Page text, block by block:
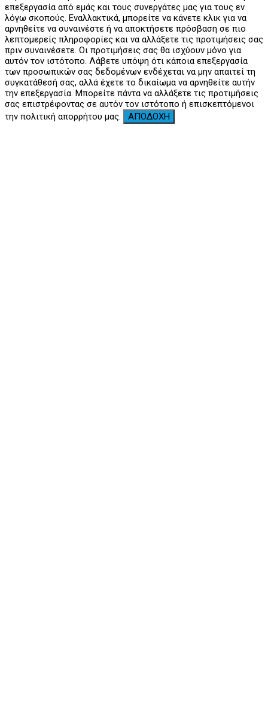
επεξεργασία από εμάς και τους συνεργάτες μας για τους εν
λόγω σκοπούς. Εναλλακτικά, μπορείτε να κάνετε κλικ για να
αρνηθείτε να συναινέστε ή να αποκτήσετε πρόσβαση σε πιο
λεπτομερείς πληροφορίες και να αλλάξετε τις προτιμήσεις σας
πριν συναινέσετε. Οι προτιμήσεις σας θα ισχύουν μόνο για
αυτόν τον ιστότοπο. Λάβετε υπόψη ότι κάποια επεξεργασία
των προσωπικών σας δεδομένων ενδέχεται να μην απαιτεί τη
συγκατάθεσή σας, αλλά έχετε το δικαίωμα να αρνηθείτε αυτήν
την επεξεργασία. Μπορείτε πάντα να αλλάξετε τις προτιμήσεις
σας επιστρέφοντας σε αυτόν τον ιστότοπο ή επισκεπτόμενοι
την πολιτική απορρήτου μας.
ΑΠΟΔΟΧΗ